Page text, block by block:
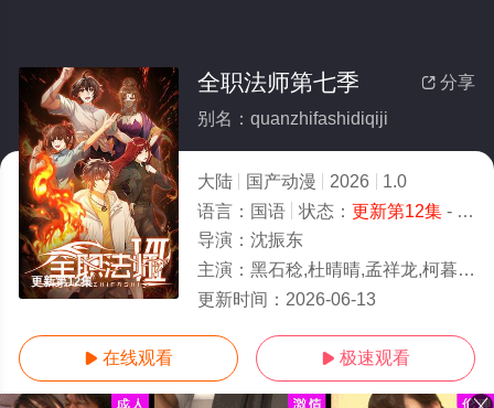
更新第12集
 分享
全职法师第七季
别名：quanzhifashidiqiji
大陆 国产动漫 2026
1.0
语言： 国语 状态： 更新第12集- 免费在线观看
导演： 沈振东
主演： 黑石稔,杜晴晴,孟祥龙,柯暮卿,孟阳,不一,谢添天,陈新玥,筱筝,高其昌,袁国庆,忙音
更新时间： 2026-06-13
 在线观看  极速观看